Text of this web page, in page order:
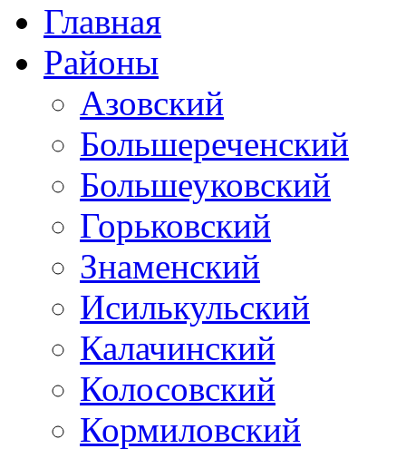
Главная
Районы
Азовский
Большереченский
Большеуковский
Горьковский
Знаменский
Исилькульский
Калачинский
Колосовский
Кормиловский